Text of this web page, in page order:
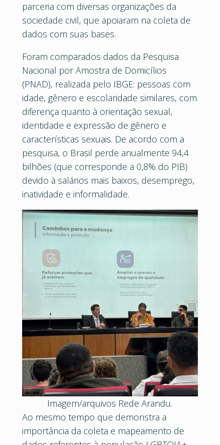
parceria com diversas organizações da
sociedade civil, que apoiaram na coleta de
dados com suas bases.
Foram comparados dados da Pesquisa
Nacional por Amostra de Domicílios
(PNAD), realizada pelo IBGE: pessoas com
idade, gênero e escolaridade similares, com
diferença quanto à orientação sexual,
identidade e expressão de gênero e
características sexuais. De acordo com a
pesquisa, o Brasil perde anualmente 94,4
bilhões (que corresponde a 0,8% do PIB)
devido à salários mais baixos, desemprego,
inatividade e informalidade.
Imagem/arquivos Rede Arandu.
Ao mesmo tempo que demonstra a
importância da coleta e mapeamento de